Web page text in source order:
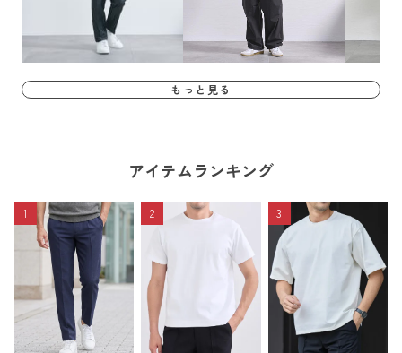
もっと見る
アイテムランキング
1 2 3